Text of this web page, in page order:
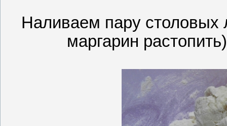
Наливаем пару столовых
маргарин